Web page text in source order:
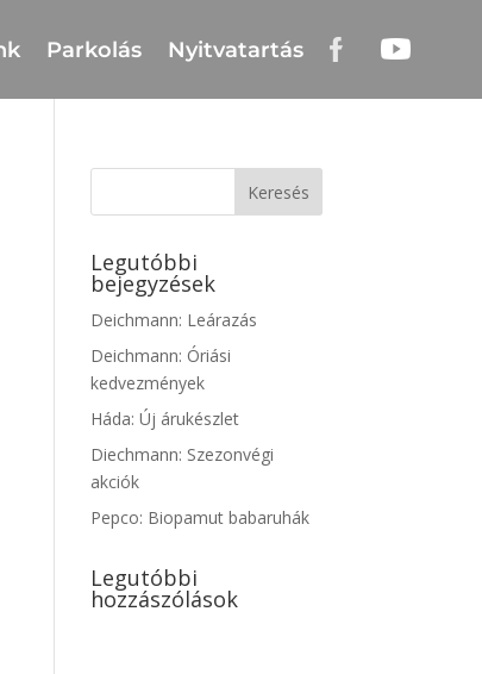
Parkolás Nyitvatartás
Legutóbbi
bejegyzések
Deichmann: Leárazás
Deichmann: Óriási
kedvezmények
Háda: Új árukészlet
Diechmann: Szezonvégi
akciók
Pepco: Biopamut babaruhák
Legutóbbi
hozzászólások